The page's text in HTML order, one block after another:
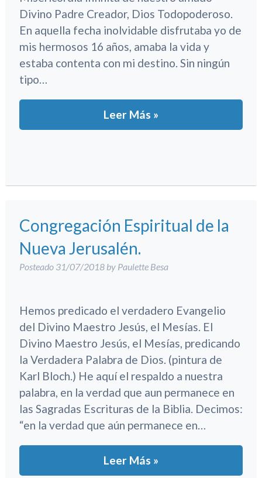
Divino Padre Creador, Dios Todopoderoso.
En aquella fecha inolvidable disfrutaba yo de
mis hermosos 16 años, amaba la vida y
estaba contenta con mi destino. Sin ningún
tipo…
Leer Más »
Congregación Espiritual de la
Nueva Jerusalén.
Posteado 31/07/2018 by Paulette Besa
Hemos predicado el verdadero Evangelio
del Divino Maestro Jesús, el Mesías. El
Divino Maestro Jesús, el Mesías, predicando
la Verdadera Palabra de Dios. (pintura de
Karl Bloch.) He aquí el respaldo a nuestra
palabra, en la verdad que aun permanece en
las Sagradas Escrituras de la Biblia. Decimos:
“en la verdad que aún permanece en…
Leer Más »